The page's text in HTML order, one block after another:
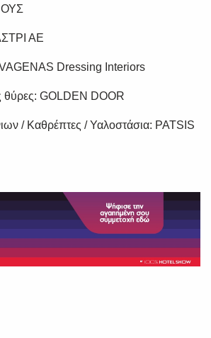
ΑΕ
VAGENAS Dressing Interiors
θύρες: GOLDEN DOOR
/ Καθρέπτες / Υαλοστάσια: PATSIS